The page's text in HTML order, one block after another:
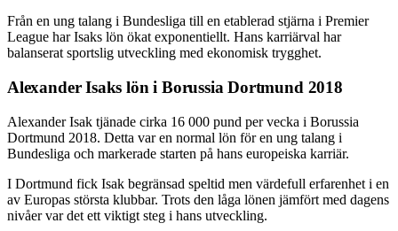
Från en ung talang i Bundesliga till en etablerad stjärna i Premier
League har Isaks lön ökat exponentiellt. Hans karriärval har
balanserat sportslig utveckling med ekonomisk trygghet.
Alexander Isaks lön i Borussia Dortmund 2018
Alexander Isak tjänade cirka 16 000 pund per vecka i Borussia
Dortmund 2018. Detta var en normal lön för en ung talang i
Bundesliga och markerade starten på hans europeiska karriär.
I Dortmund fick Isak begränsad speltid men värdefull erfarenhet i en
av Europas största klubbar. Trots den låga lönen jämfört med dagens
nivåer var det ett viktigt steg i hans utveckling.